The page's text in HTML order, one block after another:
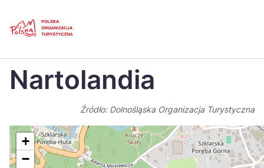
Polski
Español
Nartolandia
Źródło: Dolnośląska Organizacja Turystyczna
+
−